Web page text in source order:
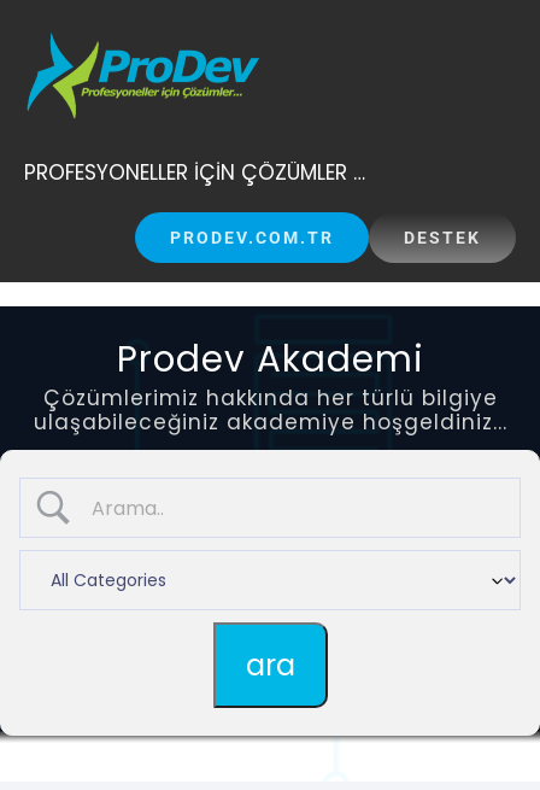
content
PROFESYONELLER İÇİN ÇÖZÜMLER …
PRODEV.COM.TR DESTEK
Prodev Akademi
Çözümlerimiz hakkında her türlü bilgiye
ulaşabileceğiniz akademiye hoşgeldiniz...